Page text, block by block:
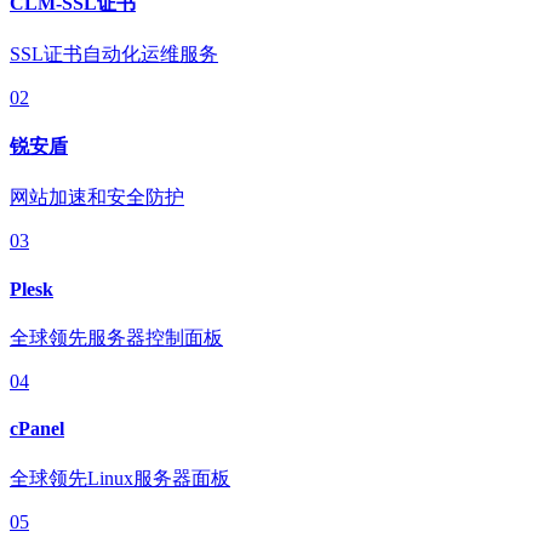
SSL证书自动化运维服务
02
锐安盾
网站加速和安全防护
03
Plesk
全球领先服务器控制面板
04
cPanel
全球领先Linux服务器面板
05